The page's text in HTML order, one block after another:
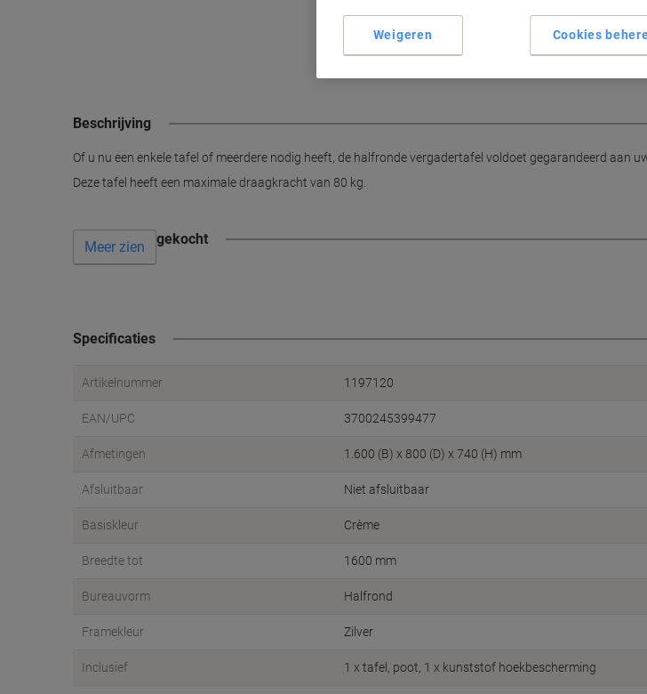
Beschrijving
Of u nu een enkele tafel of meerdere nodig heeft, de halfronde vergadertafel voldoet gegarandeerd aan
Deze tafel heeft een maximale draagkracht van 80 kg.
Vaak samen gekocht
Meer zien
Specificaties
Artikelnummer 1197120
EAN/UPC 3700245399477
Afmetingen 1.600 (B) x 800 (D) x 740 (H) mm
Afsluitbaar Niet afsluitbaar
Basiskleur Crème
Breedte tot 1600 mm
Bureauvorm Halfrond
Framekleur Zilver
Inclusief 1 x tafel, poot, 1 x kunststof hoekbescherming
Cookies
Weigeren